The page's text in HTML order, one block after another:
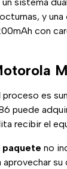
sistema
y una
con
es
puede
recibir el
paquete no
su